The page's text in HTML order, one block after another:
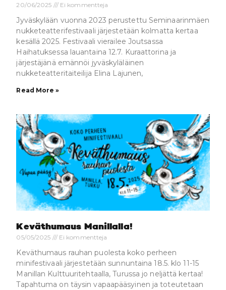
20/06/2025 Ei kommentteja
Jyväskylään vuonna 2023 perustettu Seminaarinmäen
nukketeatterifestivaali järjestetään kolmatta kertaa
kesällä 2025. Festivaali vierailee Joutsassa
Haihatuksessa lauantaina 12.7. Kuraattorina ja
järjestäjänä emännöi jyväskyläläinen
nukketeatteritaiteilija Elina Lajunen,
Read More »
Keväthumaus Manillalla!
05/05/2025 Ei kommentteja
Keväthumaus rauhan puolesta koko perheen
minifestivaali järjestetään sunnuntaina 18.5. klo 11-15
Manillan Kulttuuritehtaalla, Turussa jo neljättä kertaa!
Tapahtuma on täysin vapaapääsyinen ja toteutetaan